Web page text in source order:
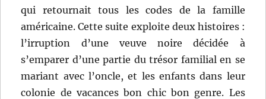
qui retournait tous les codes de la famille
américaine. Cette suite exploite deux histoires :
l’irruption d’une veuve noire décidée à
s’emparer d’une partie du trésor familial en se
mariant avec l’oncle, et les enfants dans leur
colonie de vacances bon chic bon genre. Les